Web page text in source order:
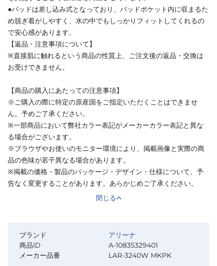
●パッドは差し込み式となっており、パッドポケット内に収まるた
め脱ぎ着がしやすく、水の中でもしっかりフィットしてくれるの
で安心感があります。
【返品・注意事項について】
※直接肌に触れるという商品の性質上、ご注文後の返品・交換は
お受けできません。
【商品の購入にあたっての注意事項】
※ご購入の際に特定の原産国をご指定いただくことはできませ
ん。予めご了承ください。
※一部商品において弊社カラー表記がメーカーカラー表記と異な
る場合がございます。
※ブラウザやお使いのモニター環境により、掲載画像と実際の商
品の色味が若干異なる場合があります。
※掲載の価格・製品のパッケージ・デザイン・仕様について、予
告なく変更することがあります。あらかじめご了承ください。
閉じる
ブランド
アリーナ
商品ID
A-10835329401
メーカー品番
LAR-3240W MKPK